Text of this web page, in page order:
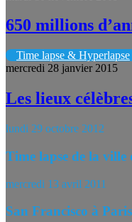
650 millions
Time lapse & Hyperlapse
mercredi 28 janvier 2015
Les lieux
lundi 29 octobre 2012
Time lapse de la ville
mercredi 13 avril 2011
San Francisco à